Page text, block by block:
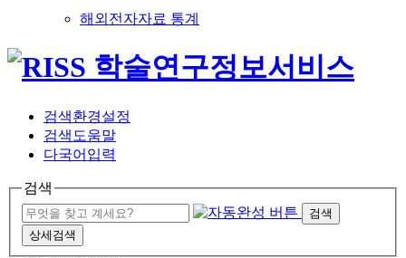
해외전자자료 통계
검색환경설정
검색도움말
다국어입력
검색
검색
상세검색